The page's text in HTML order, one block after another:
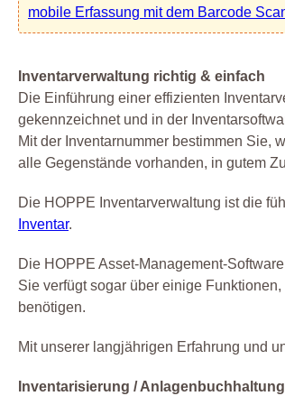
mobile Erfassung mit dem Barcode
Inventarverwaltung richtig & einfach
Die Einführung einer effizienten
gekennzeichnet und in der
Mit der Inventarnummer bestimmen Sie,
alle Gegenstände vorhanden, in gutem
Die HOPPE Inventarverwaltung ist die
Inventar.
Die HOPPE Asset-Management-
Sie verfügt sogar über einige
benötigen.
Mit unserer langjährigen Erfahrung und
Inventarisierung / Anlagenbuchhaltung